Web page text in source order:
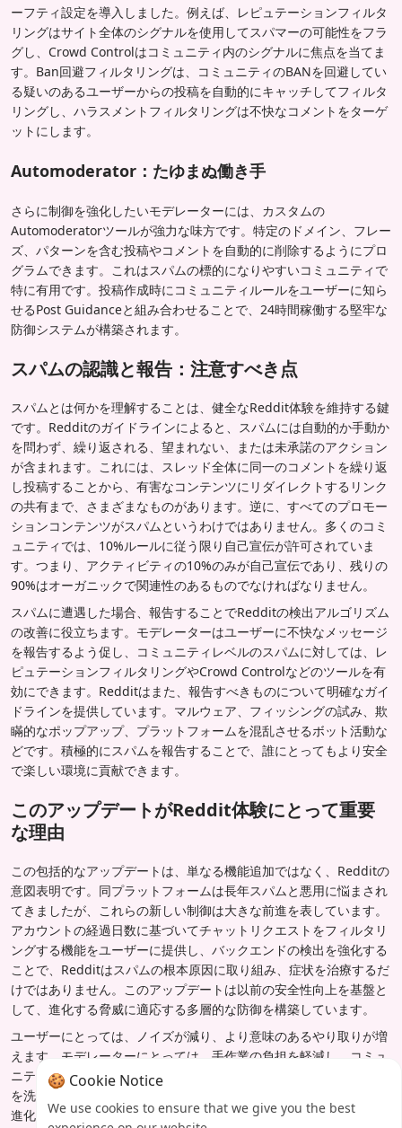
ーフティ設定を導入しました。例えば、レピュテーションフィルタ
リングはサイト全体のシグナルを使用してスパマーの可能性をフラ
グし、Crowd Controlはコミュニティ内のシグナルに焦点を当てま
す。Ban回避フィルタリングは、コミュニティのBANを回避してい
る疑いのあるユーザーからの投稿を自動的にキャッチしてフィルタ
リングし、ハラスメントフィルタリングは不快なコメントをターゲ
ットにします。
Automoderator：たゆまぬ働き手
さらに制御を強化したいモデレーターには、カスタムの
Automoderatorツールが強力な味方です。特定のドメイン、フレー
ズ、パターンを含む投稿やコメントを自動的に削除するようにプロ
グラムできます。これはスパムの標的になりやすいコミュニティで
特に有用です。投稿作成時にコミュニティルールをユーザーに知ら
せるPost Guidanceと組み合わせることで、24時間稼働する堅牢な
防御システムが構築されます。
スパムの認識と報告：注意すべき点
スパムとは何かを理解することは、健全なReddit体験を維持する鍵
です。Redditのガイドラインによると、スパムには自動的か手動か
を問わず、繰り返される、望まれない、または未承諾のアクション
が含まれます。これには、スレッド全体に同一のコメントを繰り返
し投稿することから、有害なコンテンツにリダイレクトするリンク
の共有まで、さまざまなものがあります。逆に、すべてのプロモー
ションコンテンツがスパムというわけではありません。多くのコミ
ュニティでは、10%ルールに従う限り自己宣伝が許可されていま
す。つまり、アクティビティの10%のみが自己宣伝であり、残りの
90%はオーガニックで関連性のあるものでなければなりません。
スパムに遭遇した場合、報告することでRedditの検出アルゴリズム
の改善に役立ちます。モデレーターはユーザーに不快なメッセージ
を報告するよう促し、コミュニティレベルのスパムに対しては、レ
ピュテーションフィルタリングやCrowd Controlなどのツールを有
効にできます。Redditはまた、報告すべきものについて明確なガイ
ドラインを提供しています。マルウェア、フィッシングの試み、欺
瞞的なポップアップ、プラットフォームを混乱させるボット活動な
どです。積極的にスパムを報告することで、誰にとってもより安全
で楽しい環境に貢献できます。
このアップデートがReddit体験にとって重要
な理由
この包括的なアップデートは、単なる機能追加ではなく、Redditの
意図表明です。同プラットフォームは長年スパムと悪用に悩まされ
てきましたが、これらの新しい制御は大きな前進を表しています。
アカウントの経過日数に基づいてチャットリクエストをフィルタリ
ングする機能をユーザーに提供し、バックエンドの検出を強化する
ことで、Redditはスパムの根本原因に取り組み、症状を治療するだ
けではありません。このアップデートは以前の安全性向上を基盤と
して、進化する脅威に適応する多層的な防御を構築しています。
ユーザーにとっては、ノイズが減り、より意味のあるやり取りが増
えます。モデレーターにとっては、手作業の負担を軽減し、コミュ
ニティの焦点を維持するツールキットです。Redditがこれらの機能
を洗練し続けるにつれて、より安全でユーザー中心のスペースへの
進化は明らかであり、それは本物のオンラインディスカッションを
🍪 Cookie Notice
We use cookies to ensure that we give you the best